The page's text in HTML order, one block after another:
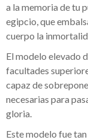
a la memoria de tu
egipcio, que
cuerpo la
El modelo elevado
facultades
capaz de
necesarias para
gloria.
Este modelo fue